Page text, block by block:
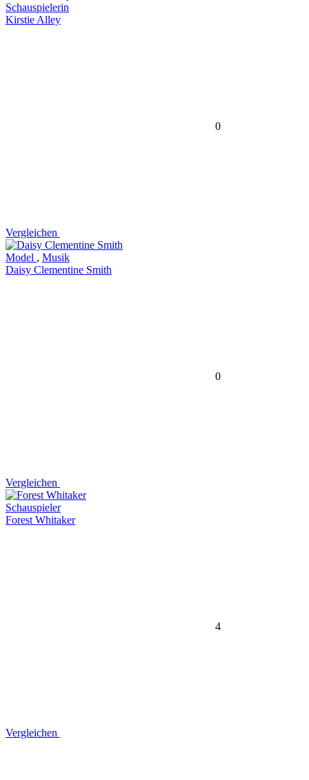
Schauspielerin
Kirstie Alley
0
Vergleichen
Model , Musik
Daisy Clementine Smith
0
Vergleichen
Schauspieler
Forest Whitaker
4
Vergleichen